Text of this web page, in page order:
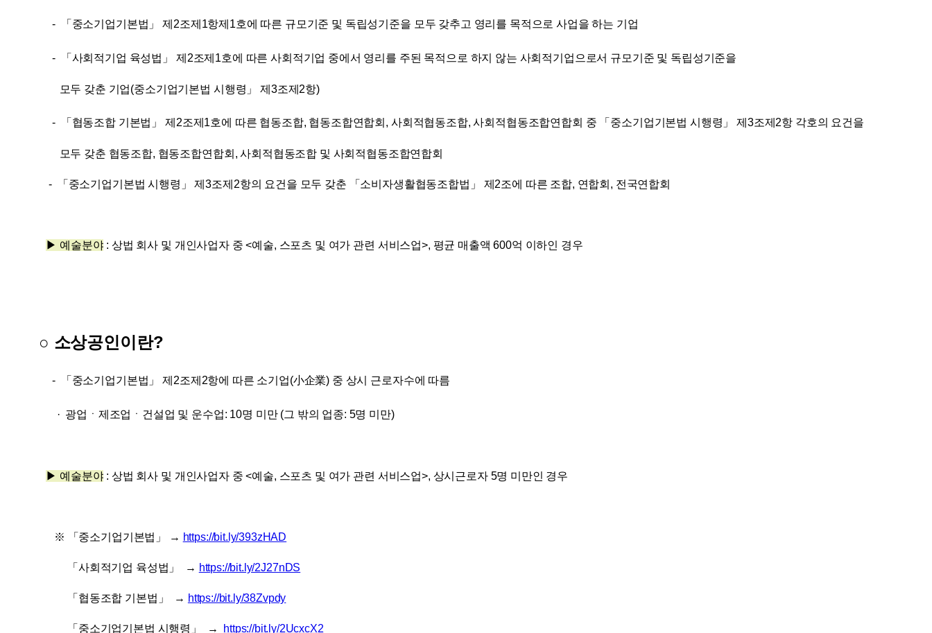
- 「중소기업기본법」 제2조제1항제1호에 따른 규모기준 및 독립성기준을 모두 갖추고 영리를 목적으로 사업을 하는 기업
- 「사회적기업 육성법」 제2조제1호에 따른 사회적기업 중에서 영리를 주된 목적으로 하지 않는 사회적기업으로서 규모기준 및 독립성기준을
모두 갖춘 기업(중소기업기본법 시행령」 제3조제2항)
- 「협동조합 기본법」 제2조제1호에 따른 협동조합, 협동조합연합회, 사회적협동조합, 사회적협동조합연합회 중 「중소기업기본법 시행령」 제3조제2항 각호의 요건을
모두 갖춘 협동조합, 협동조합연합회, 사회적협동조합 및 사회적협동조합연합회
- 「중소기업기본법 시행령」 제3조제2항의 요건을 모두 갖춘 「소비자생활협동조합법」 제2조에 따른 조합, 연합회, 전국연합회
▶ 예술분야 : ​상법 회사 및 개인사업자 중 <예술, 스포츠 및 여가 관련 서비스업>, 평균 매출액 600억 이하인 경우
○ 소상공인이란?
- 「중소기업기본법」 제2조제2항에 따른 소기업(小企業) 중 상시 근로자수에 따름​
· 광업ㆍ제조업ㆍ건설업 및 운수업: 10명 미만 (그 밖의 업종: 5명 미만)
▶ 예술분야 : ​상법 회사 및 개인사업자 중 <예술, 스포츠 및 여가 관련 서비스업>, 상시근로자 5명 미만인 경우
※ ​「중소기업기본법」 → https://bit.ly/393zHAD​
「사회적기업 육성법」 → https://bit.ly/2J27nDS
「협동조합 기본법」 → https://bit.ly/38Zvpdy
「중소기업기본법 시행령」 → https://bit.ly/2UcxcX2